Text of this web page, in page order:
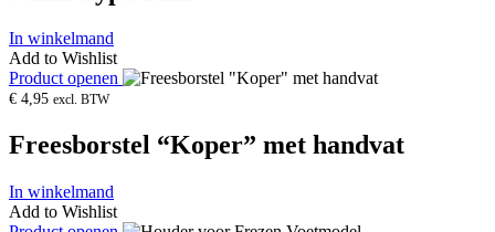
In winkelmand
Add to Wishlist
Product openen
€ 4,95 excl. BTW
Freesborstel “Koper” met handvat
In winkelmand
Add to Wishlist